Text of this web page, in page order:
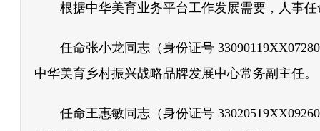
根据中华美育业务平台工作发展需要，人事
任命张小龙同志（身份证号
中华美育乡村振兴战略品牌发展中心常务副主任。
任命王惠敏同志（身份证号